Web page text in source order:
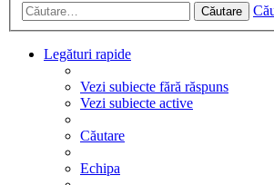
Căutare
Legături rapide
Vezi subiecte fără răspuns
Vezi subiecte active
Căutare
Echipa